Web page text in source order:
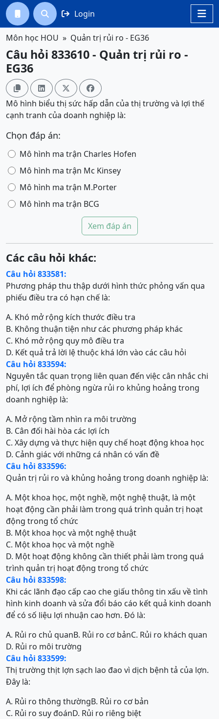

  Login
Môn học HOU Quản trị rủi ro - EG36
Câu hỏi 833610 - Quản trị rủi ro -
EG36
   
Mô hình biểu thị sức hấp dẫn của thị trường và lợi thế
cạnh tranh của doanh nghiệp là:
Chọn đáp án:
Mô hình ma trận Charles Hofen
Mô hình ma trận Mc Kinsey
Mô hình ma trận M.Porter
Mô hình ma trận BCG
Xem đáp án
Các câu hỏi khác:
Câu hỏi 833581:
Phương pháp thu thập dưới hình thức phỏng vấn qua
phiếu điều tra có hạn chế là:
A. Khó mở rộng kích thước điều tra
B. Không thuận tiện như các phương pháp khác
C. Khó mở rộng quy mô điều tra
D. Kết quả trả lời lệ thuộc khá lớn vào các câu hỏi
Câu hỏi 833594:
Nguyên tắc quan trọng liên quan đến việc cân nhắc chi
phí, lợi ích để phòng ngừa rủi ro khủng hoảng trong
doanh nghiệp là:
A. Mở rộng tầm nhìn ra môi trường
B. Cân đối hài hòa các lợi ích
C. Xây dựng và thực hiện quy chế hoạt động khoa học
D. Cảnh giác với những cá nhân có vấn đề
Câu hỏi 833596:
Quản trị rủi ro và khủng hoảng trong doanh nghiệp là:
A. Một khoa học, một nghề, một nghệ thuật, là một
hoạt động cần phải làm trong quá trình quản trị hoạt
động trong tổ chức
B. Một khoa học và một nghệ thuật
C. Một khoa học và một nghề
D. Một hoạt động không cần thiết phải làm trong quá
trình quản trị hoạt động trong tổ chức
Câu hỏi 833598:
Khi các lãnh đạo cấp cao che giấu thông tin xấu về tình
hình kinh doanh và sửa đổi báo cáo kết quả kinh doanh
để có số liệu lợi nhuận cao hơn. Đó là:
A. Rủi ro chủ quanB. Rủi ro cơ bảnC. Rủi ro khách quan
D. Rủi ro môi trường
Câu hỏi 833599:
Thị trường thịt lợn sạch lao đao vì dịch bệnh tả của lợn.
Đây là:
A. Rủi ro thông thườngB. Rủi ro cơ bản
C. Rủi ro suy đoánD. Rủi ro riêng biệt